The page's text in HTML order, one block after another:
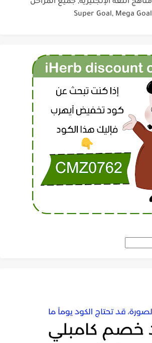
مناهج اللغة الإنجليزية, جميع المراحل
Super Goal, Mega Goal